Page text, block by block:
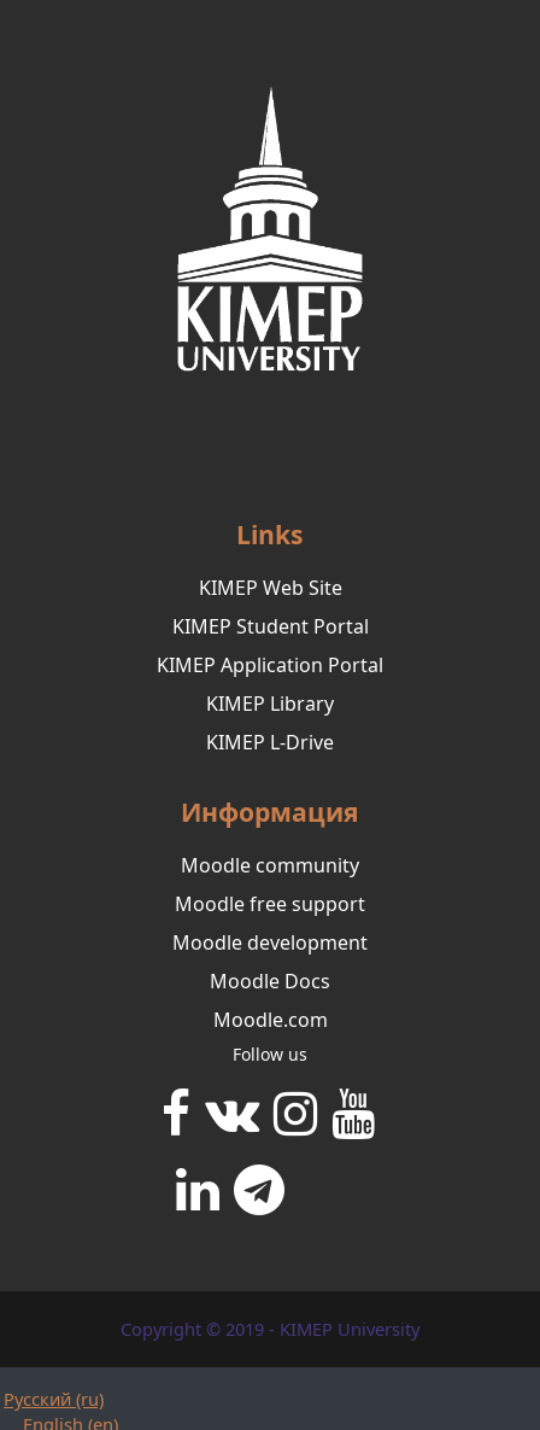
Links
KIMEP Web Site
KIMEP Student Portal
KIMEP Application Portal
KIMEP Library
KIMEP L-Drive
Информация
Moodle community
Moodle free support
Moodle development
Moodle Docs
Moodle.com
Follow us
Copyright © 2019 - KIMEP University
Русский ‎(ru)‎
English ‎(en)‎